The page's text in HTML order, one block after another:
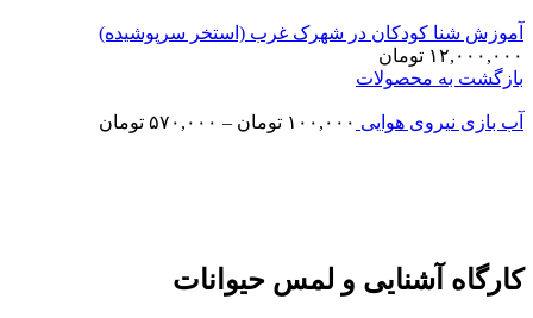
شنا کودکان در شهرک غرب (استخر سرپوشیده)
تومان
به محصولات
بازی نیروی هوایی۱۰۰,۰۰۰ تومان– ۵۷۰,۰۰۰ تومان
آشنایی و لمس حیوانات